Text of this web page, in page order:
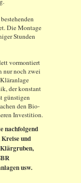
Die Montage
Stunden
vormontiert
nur noch zwei
der konstant
günstigen
den Bio-
Investition.
nachfolgend
und
usw.